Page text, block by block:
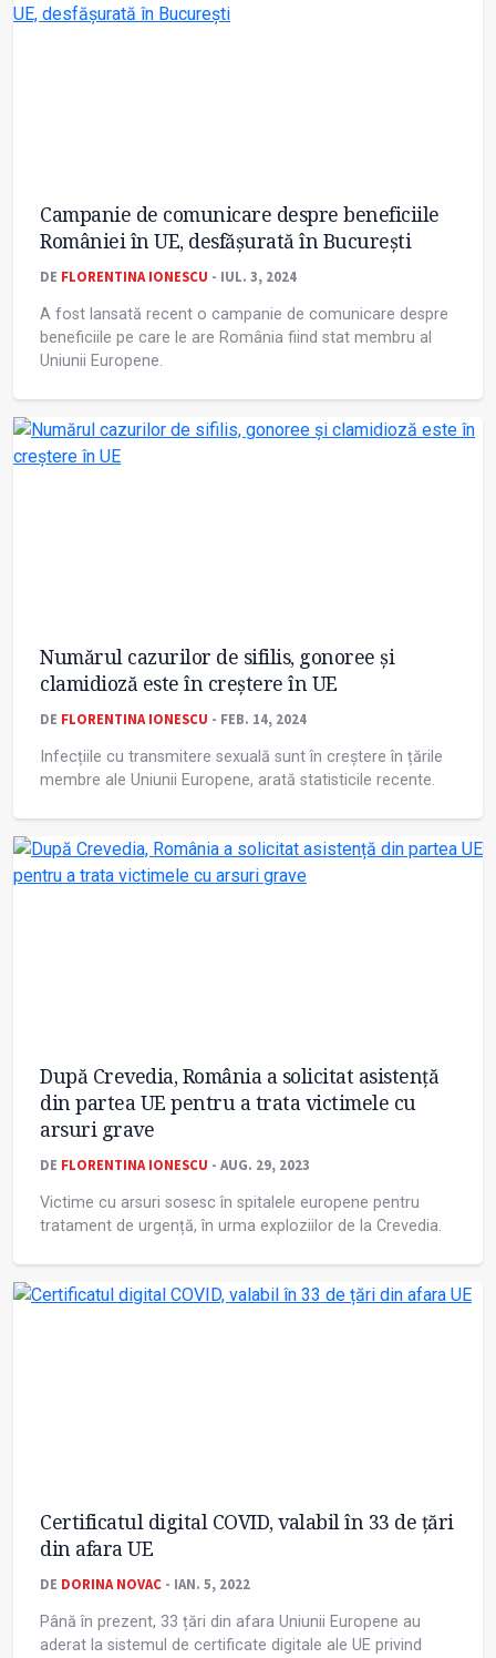
Campanie de comunicare despre beneficiile
României în UE, desfășurată în București
DE FLORENTINA IONESCU - IUL. 3, 2024
A fost lansată recent o campanie de comunicare despre
beneficiile pe care le are România fiind stat membru al
Uniunii Europene.
Numărul cazurilor de sifilis, gonoree și
clamidioză este în creștere în UE
DE FLORENTINA IONESCU - FEB. 14, 2024
Infecțiile cu transmitere sexuală sunt în creștere în țările
membre ale Uniunii Europene, arată statisticile recente.
După Crevedia, România a solicitat asistență
din partea UE pentru a trata victimele cu
arsuri grave
DE FLORENTINA IONESCU - AUG. 29, 2023
Victime cu arsuri sosesc în spitalele europene pentru
tratament de urgență, în urma exploziilor de la Crevedia.
Certificatul digital COVID, valabil în 33 de țări
din afara UE
DE DORINA NOVAC - IAN. 5, 2022
Până în prezent, 33 țări din afara Uniunii Europene au
aderat la sistemul de certificate digitale ale UE privind